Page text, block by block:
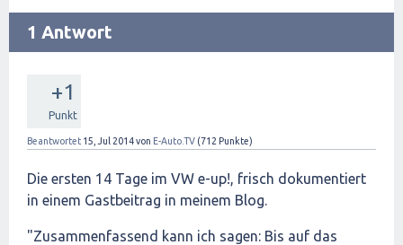
1 Antwort
+1
Punkt
Beantwortet 15, Jul 2014von E-Auto.TV (712 Punkte)
Die ersten 14 Tage im VW e-up!, frisch dokumentiert
in einem Gastbeitrag in meinem Blog.
"Zusammenfassend kann ich sagen: Bis auf das